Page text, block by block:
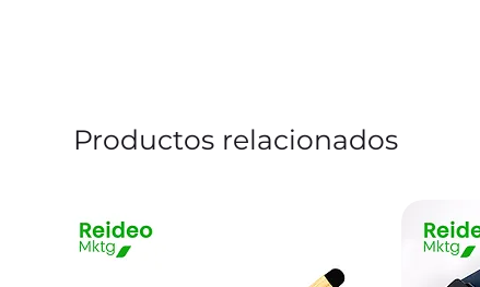
Productos relacionados